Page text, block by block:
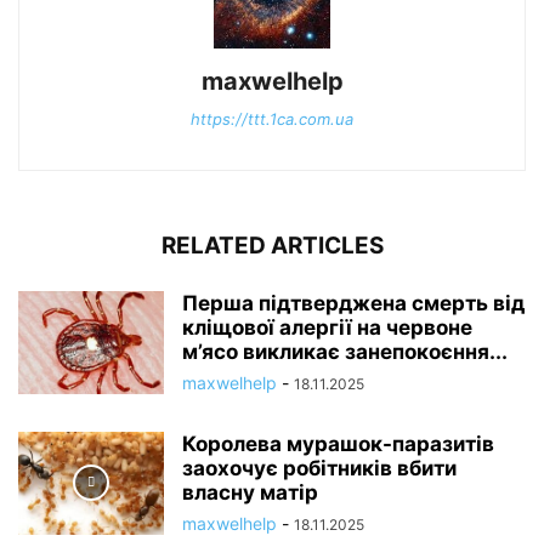
maxwelhelp
https://ttt.1ca.com.ua
RELATED ARTICLES
Перша підтверджена смерть від
кліщової алергії на червоне
м’ясо викликає занепокоєння...
maxwelhelp - 18.11.2025
Королева мурашок-паразитів
заохочує робітників вбити
власну матір
maxwelhelp - 18.11.2025